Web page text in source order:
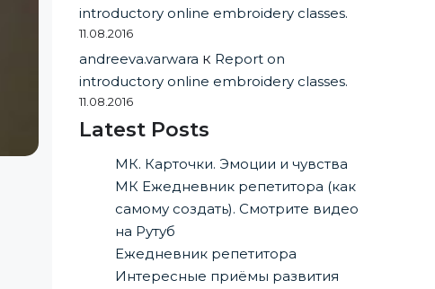
introductory online embroidery classes.
11.08.2016
andreeva.varwara к Report on
introductory online embroidery classes.
11.08.2016
Latest Posts
МК. Карточки. Эмоции и чувства
МК Ежедневник репетитора (как
самому создать). Смотрите видео
на Рутуб
Ежедневник репетитора
Интересные приёмы развития